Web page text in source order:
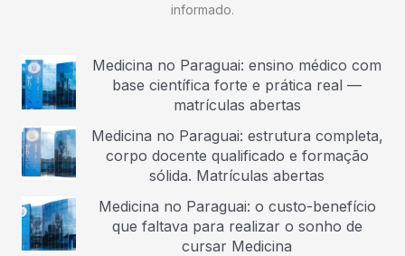
informado.
Medicina no Paraguai: ensino médico com
base científica forte e prática real —
matrículas abertas
Medicina no Paraguai: estrutura completa,
corpo docente qualificado e formação
sólida. Matrículas abertas
Medicina no Paraguai: o custo-benefício
que faltava para realizar o sonho de
cursar Medicina